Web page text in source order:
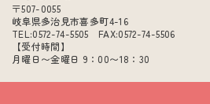
〒507-0055
岐阜県多治見市喜多町4-16
TEL:0572-74-5505 FAX:0572-74-5506
【受付時間】
月曜日〜金曜日 9：00〜18：30